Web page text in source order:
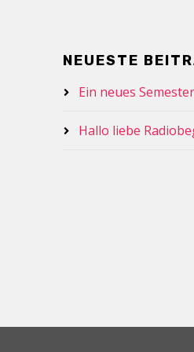
NEUESTE
Ein neues
Hallo liebe